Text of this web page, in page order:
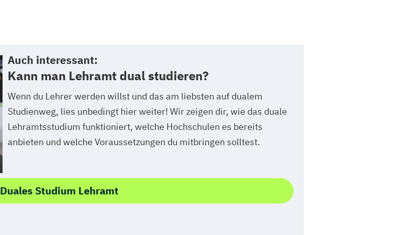
Auch interessant:
Kann man Lehramt dual studieren?
Wenn du Lehrer werden willst und das am liebsten auf dualem
Studienweg, lies unbedingt hier weiter! Wir zeigen dir, wie das duale
Lehramtsstudium funktioniert, welche Hochschulen es bereits
anbieten und welche Voraussetzungen du mitbringen solltest.
Duales Studium Lehramt